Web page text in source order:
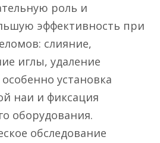
роль и
эффективность при
слияние,
иглы, удаление
установка
наи и фиксация
оборудования.
обследование